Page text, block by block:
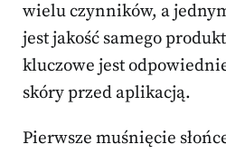
wielu czynników, a
jest jakość samego
kluczowe jest
skóry przed aplikacją.
Pierwsze muśnięcie